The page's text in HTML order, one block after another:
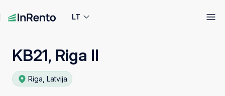
LT
KB21, Riga II
Riga, Latvija